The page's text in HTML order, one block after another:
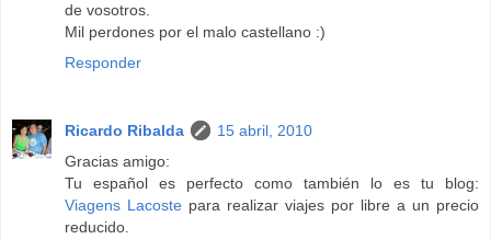
de vosotros.
Mil perdones por el malo castellano :)
Responder
Ricardo Ribalda
15 abril, 2010
Gracias amigo:
Tu español es perfecto como también lo es tu blog:
Viagens Lacoste para realizar viajes por libre a un precio
reducido.